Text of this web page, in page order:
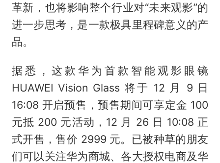
革新，也将影响整个行业对“未来观影”的
进一步思考，是一款极具里程碑意义的产
品。
据悉，这款华为首款智能观影眼镜
HUAWEI Vision Glass 将于 12 月 9 日
16:08 开启预售，预售期间可享定金 100
元抵 200 元活动，12 月 26 日 10:08 正
式开售，售价 2999 元。已被种草的朋友
们可以关注华为商城、各大授权电商及华